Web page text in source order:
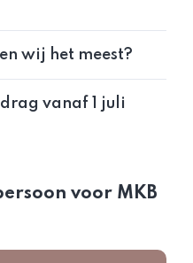
wij het meest?
vanaf 1 juli
voor MKB